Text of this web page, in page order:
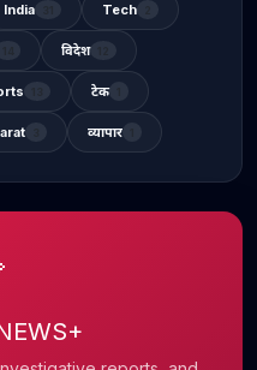
India Tech
विदेश
टेक
व्यापार